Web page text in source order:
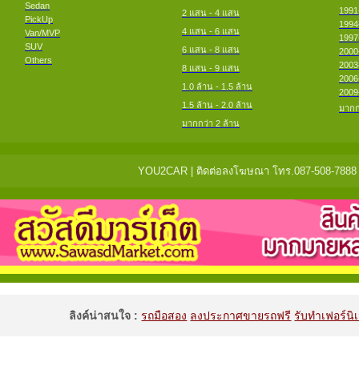
Sedan
PickUp
Van/MVP
SUV
Others
2 แสน - 4 แสน
4 แสน - 6 แสน
6 แสน - 8 แสน
8 แสน - 9 แสน
1.0 ล้าน - 1.5 ล้าน
1.5 ล้าน - 2.0 ล้าน
มากกว่า 2 ล้าน
มาก
YOU2CAR | ติดต่อลงโฆษณา โทร.087-508-
ลิงค์น่าสนใจ :รถมือสอง ลงประกาศขายรถฟรี รับทำเฟอร์นิ